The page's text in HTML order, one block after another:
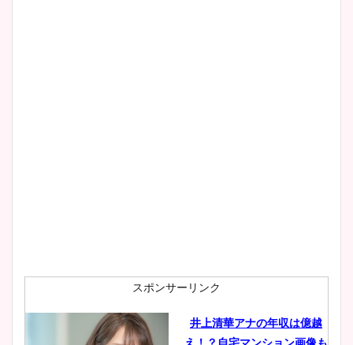
スポンサーリンク
井上清華アナの年収は億越
え！？自宅マンション画像も